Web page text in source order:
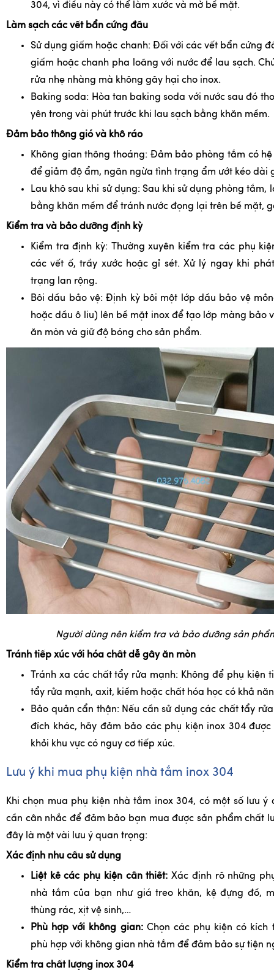
304, vì điều này có thể làm xước và mờ bề mặt.
Làm sạch các vết bẩn cứng đầu
Sử dụng giấm hoặc chanh: Đối với các vết bẩn cứng
giấm hoặc chanh pha loãng với nước để lau sạch.
rửa nhẹ nhàng mà không gây hại cho inox.
Baking soda: Hòa tan baking soda với nước sau đó
yên trong vài phút trước khi lau sạch bằng khăn mềm.
Đảm bảo thông gió và khô ráo
Không gian thông thoáng: Đảm bảo phòng tắm có
để giảm độ ẩm, ngăn ngừa tình trạng ẩm ướt kéo dài
Lau khô sau khi sử dụng: Sau khi sử dụng phòng tắm,
bằng khăn mềm để tránh nước đọng lại trên bề mặt,
Kiểm tra và bảo dưỡng định kỳ
Kiểm tra định kỳ: Thường xuyên kiểm tra các phụ
các vết ố, trầy xước hoặc gỉ sét. Xử lý ngay khi
trạng lan rộng.
Bôi dầu bảo vệ: Định kỳ bôi một lớp dầu bảo vệ
hoặc dầu ô liu) lên bề mặt inox để tạo lớp màng bảo
ăn mòn và giữ độ bóng cho sản phẩm.
Người dùng nên kiểm tra và bảo dưỡng sản
Tránh tiếp xúc với hóa chất dễ gây ăn mòn
Tránh xa các chất tẩy rửa mạnh: Không để phụ kiện
tẩy rửa mạnh, axit, kiềm hoặc chất hóa học có khả
Bảo quản cẩn thận: Nếu cần sử dụng các chất tẩy
đích khác, hãy đảm bảo các phụ kiện inox 304
khỏi khu vực có nguy cơ tiếp xúc.
Lưu ý khi mua phụ kiện nhà tắm inox 304
Khi chọn mua phụ kiện nhà tắm inox 304, có một số lưu
cần cân nhắc để đảm bảo bạn mua được sản phẩm chất
đây là một vài lưu ý quan trọng:
Xác định nhu cầu sử dụng
Liệt kê các phụ kiện cần thiết: Xác định rõ những
nhà tắm của bạn như giá treo khăn, kệ đựng đồ,
thùng rác, xịt vệ sinh,…
Phù hợp với không gian:Chọn các phụ kiện có kích
phù hợp với không gian nhà tắm để đảm bảo sự tiện
Kiểm tra chất lượng inox 304